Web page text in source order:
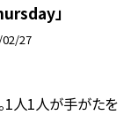
」
27
1人1人が手がたを